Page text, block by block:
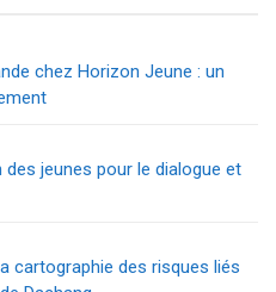
chez Horizon Jeune : un
jeunes pour le dialogue et
cartographie des risques liés